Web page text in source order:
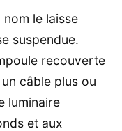
le laisse
suspendue.
recouverte
câble plus ou
luminaire
et aux